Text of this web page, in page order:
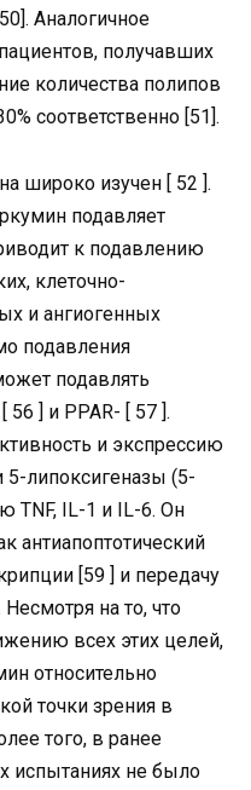
Аналогичное
получавших
количества полипов
соответственно [51].
широко изучен [ 52 ].
подавляет
к подавлению
клеточно-
и ангиогенных
подавления
подавлять
56 ] и PPAR- [ 57 ].
и экспрессию
5-липоксигеназы (5-
TNF, IL-1 и IL-6. Он
антиапоптотический
[59 ] и передачу
на то, что
всех этих целей,
относительно
точки зрения в
того, в ранее
испытаниях не было